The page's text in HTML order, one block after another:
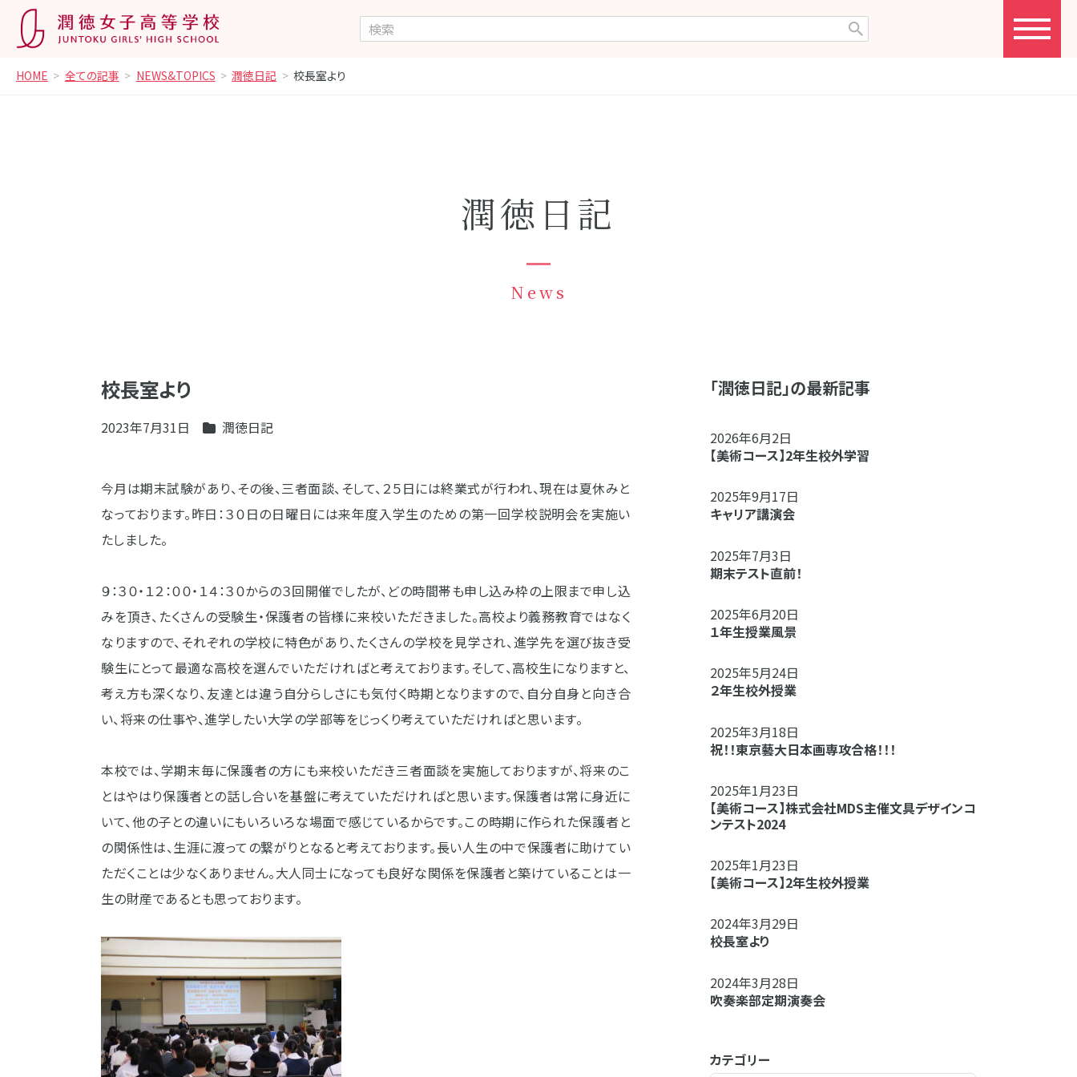
HOME 全ての記事 NEWS&TOPICS 潤徳日記 校長室より
潤徳日記
News
校長室より
2023年7月31日 潤徳日記
今月は期末試験があり、その後、三者面談、そして、２５日には終業式が行われ、現在は夏休みと
なっております。昨日：３０日の日曜日には来年度入学生のための第一回学校説明会を実施い
たしました。
９：３０・１２：００・１４：３０からの３回開催でしたが、どの時間帯も申し込み枠の上限まで申し込
みを頂き、たくさんの受験生・保護者の皆様に来校いただきました。高校より義務教育ではなく
なりますので、それぞれの学校に特色があり、たくさんの学校を見学され、進学先を選び抜き受
験生にとって最適な高校を選んでいただければと考えております。そして、高校生になりますと、
考え方も深くなり、友達とは違う自分らしさにも気付く時期となりますので、自分自身と向き合
い、将来の仕事や、進学したい大学の学部等をじっくり考えていただければと思います。
本校では、学期末毎に保護者の方にも来校いただき三者面談を実施しておりますが、将来のこ
とはやはり保護者との話し合いを基盤に考えていただければと思います。保護者は常に身近に
いて、他の子との違いにもいろいろな場面で感じているからです。この時期に作られた保護者と
の関係性は、生涯に渡っての繋がりとなると考えております。長い人生の中で保護者に助けてい
ただくことは少なくありません。大人同士になっても良好な関係を保護者と築けていることは一
生の財産であるとも思っております。
「潤徳日記」の最新記事
2026年6月2日
【美術コース】2年生校外学習
2025年9月17日
キャリア講演会
2025年7月3日
期末テスト直前！
2025年6月20日
１年生授業風景
2025年5月24日
２年生校外授業
2025年3月18日
祝！！東京藝大日本画専攻合格！！！
2025年1月23日
【美術コース】株式会社MDS主催文具デザインコ
ンテスト2024
2025年1月23日
【美術コース】2年生校外授業
2024年3月29日
校長室より
2024年3月28日
吹奏楽部定期演奏会
カテゴリー